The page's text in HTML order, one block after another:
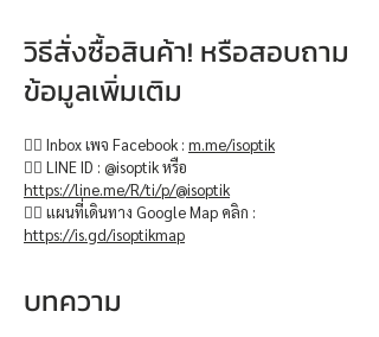
วิธีสั่งซื้อสินค้า! หรือสอบถาม
ข้อมูลเพิ่มเติม
👉🏻 Inbox เพจ Facebook : m.me/isoptik
👉🏻 LINE ID : @isoptik หรือ
https://line.me/R/ti/p/@isoptik
👉🏻 แผนที่เดินทาง Google Map คลิก :
https://is.gd/isoptikmap
บทความ